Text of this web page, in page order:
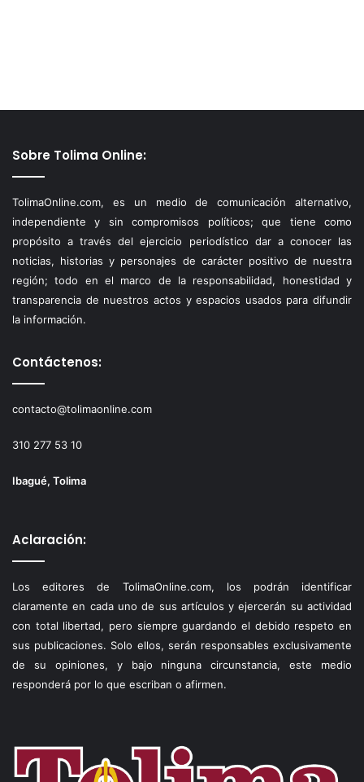
Sobre Tolima Online:
TolimaOnline.com, es un medio de comunicación alternativo,
independiente y sin compromisos políticos; que tiene como
propósito a través del ejercicio periodístico dar a conocer las
noticias, historias y personajes de carácter positivo de nuestra
región; todo en el marco de la responsabilidad, honestidad y
transparencia de nuestros actos y espacios usados para difundir
la información.
Contáctenos:
contacto@tolimaonline.com
310 277 53 10
Ibagué, Tolima
Aclaración:
Los editores de TolimaOnline.com, los podrán identificar
claramente en cada uno de sus artículos y ejercerán su actividad
con total libertad, pero siempre guardando el debido respeto en
sus publicaciones. Solo ellos, serán responsables exclusivamente
de su opiniones, y bajo ninguna circunstancia, este medio
responderá por lo que escriban o afirmen.